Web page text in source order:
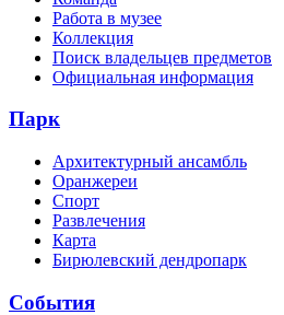
Работа в музее
Коллекция
Поиск владельцев предметов
Официальная информация
Парк
Архитектурный ансамбль
Оранжереи
Спорт
Развлечения
Карта
Бирюлевский дендропарк
События